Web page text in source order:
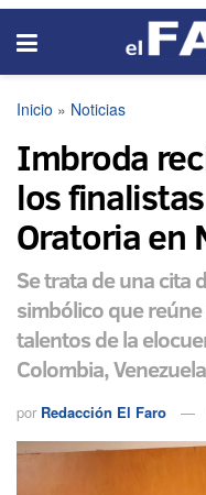
Inicio » Noticias
Imbroda
los
Oratoria en
Se trata de una cita
simbólico que
talentos de la
Colombia,
por Redacción El Faro